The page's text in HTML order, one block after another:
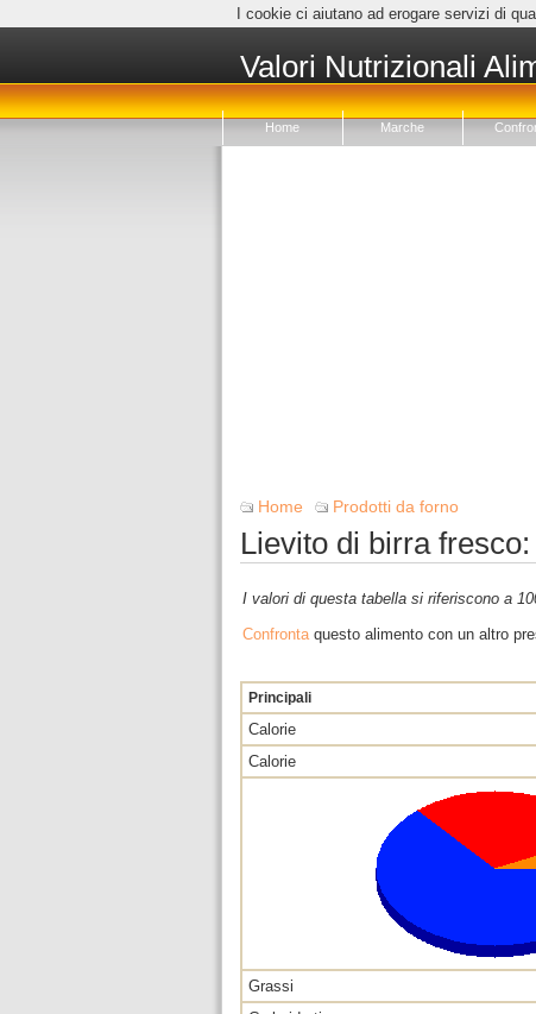
I cookie ci aiutano ad erogare servizi di
Valori Nutrizionali
Home Marche
Home Prodotti da forno
Lievito di birra
I valori di questa tabella si riferiscono a
Confrontaquesto alimento con un altro
Principali
Calorie
Calorie
Grassi